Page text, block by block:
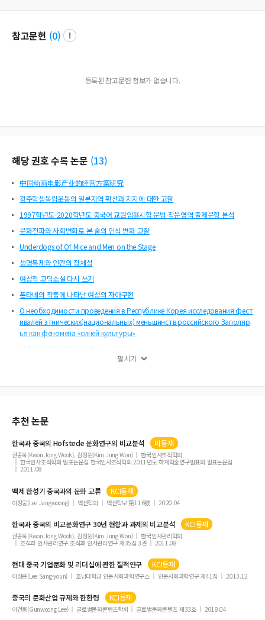
참고문헌 (0)
등록된 참고문헌 정보가 없습니다.
해당 권호 수록 논문 (13)
中国动画电影产业的经营方案研究
광주학생독립운동의 일본지역 확산과 지지에 대한 고찰
1997학년도-2020학년도 중국어 교원임용시험 문법·작문영역 출제문항 분석
문화전파와 사회변화로 본 술의 인식 변화 고찰
Underdogs of Of Mice and Men on the Stage
생명복제와 인간의 정체성
여성적 고딕소설 다시 쓰기
폰타네의 작품에 나타난 여성의 자아구현
О необходимости проведения в Республике Корея исследования фест
ивалей этнических(национальных) меньшинств российского Заполяр
ья как феномена «синей культуры»
한중 사자성어 표현 비교 초탐
펼치기
추천 논문
한국과중국의 Hofstede문화연구의 비교분석 미등재
권종욱(Kwon Jong Wook), 김정원(Kim Jung Won)
한국인사조직학회
한국인사조직학회 발표논문집 한국인사조직학회 2011년도 하계학술연구발표회 발표논문집
2011.08
백제 한성기중국과의 문화교류 KCI등재
이장웅(Lee Jangwoong) 백산학회 백산학보 第116號 2020.04
한국과중국의 비교문화연구 30년 현황과 과제의 비교분석 KCI등재
권종욱(Kwon Jong Wook), 김정원(Kim Jung Won)
한국인사관리학회
조직과 인사관리연구 조직과 인사관리연구 제35집 3권
2011.08
현대중국기업문화 및 리더십에 관한 질적연구 KCI등재
이상윤(Lee Sang-youn) 호남대학교 인문사회과학연구소 인문사회과학연구 제41집 2013.12
중국의 문화산업 규제와 한한령 KCI등재
이건웅(Gunwoong Lee) 글로벌문화콘텐츠학회 글로벌문화콘텐츠 제33호 2018.04